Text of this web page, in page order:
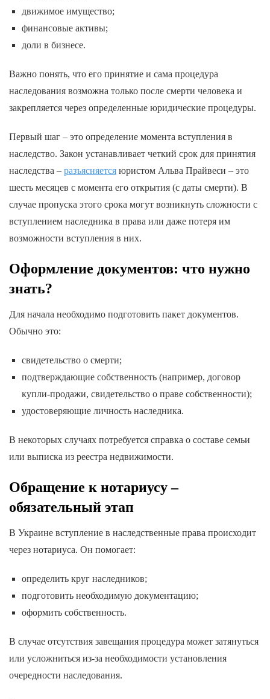
движимое имущество;
финансовые активы;
доли в бизнесе.
Важно понять, что его принятие и сама процедура
наследования возможна только после смерти человека и
закрепляется через определенные юридические процедуры.
Первый шаг – это определение момента вступления в
наследство. Закон устанавливает четкий срок для принятия
наследства – разъясняется юристом Альва Прайвеси – это
шесть месяцев с момента его открытия (с даты смерти). В
случае пропуска этого срока могут возникнуть сложности с
вступлением наследника в права или даже потеря им
возможности вступления в них.
Оформление документов: что нужно
знать?
Для начала необходимо подготовить пакет документов.
Обычно это:
свидетельство о смерти;
подтверждающие собственность (например, договор
купли-продажи, свидетельство о праве собственности);
удостоверяющие личность наследника.
В некоторых случаях потребуется справка о составе семьи
или выписка из реестра недвижимости.
Обращение к нотариусу –
обязательный этап
В Украине вступление в наследственные права происходит
через нотариуса. Он помогает:
определить круг наследников;
подготовить необходимую документацию;
оформить собственность.
В случае отсутствия завещания процедура может затянуться
или усложниться из-за необходимости установления
очередности наследования.